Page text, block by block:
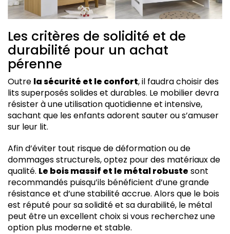
Les critères de solidité et de
durabilité pour un achat
pérenne
Outre la sécurité et le confort, il faudra choisir des
lits superposés solides et durables. Le mobilier devra
résister à une utilisation quotidienne et intensive,
sachant que les enfants adorent sauter ou s’amuser
sur leur lit.
Afin d’éviter tout risque de déformation ou de
dommages structurels, optez pour des matériaux de
qualité. Le bois massif et le métal robuste sont
recommandés puisqu’ils bénéficient d’une grande
résistance et d’une stabilité accrue. Alors que le bois
est réputé pour sa solidité et sa durabilité, le métal
peut être un excellent choix si vous recherchez une
option plus moderne et stable.